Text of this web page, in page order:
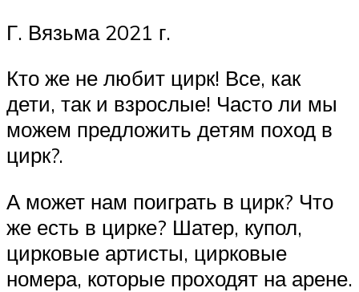
Г. Вязьма 2021 г.
Кто же не любит цирк! Все, как
дети, так и взрослые! Часто ли мы
можем предложить детям поход в
цирк?.
А может нам поиграть в цирк? Что
же есть в цирке? Шатер, купол,
цирковые артисты, цирковые
номера, которые проходят на арене.